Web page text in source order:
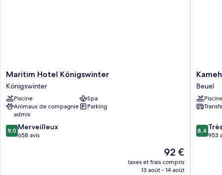
Maritim
Hotel
Königswinter
Königswinter
Maritim Hotel Königswinter
Königswinter
Piscine
Spa
Animaux de compagnie
admis
Parking
9.0
sur
9,0 Merveilleux
658 avis
Le
nouveau
prix
92 €
taxes et frais compris
13 août - 14 août
Kameha
Grand
Bonn
Beuel
Beuel
8.4
sur
8,4
953